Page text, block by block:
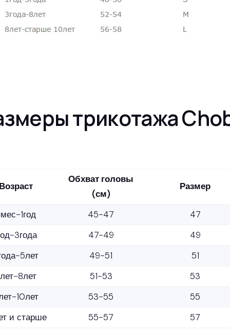
трикотажа
Возраст
Обхват головы
(см)
Размер
1год 45-47
47
3года
47-49
49
5лет
49-51
51
8лет
51-53
53
10лет
53-55
55
и старше
55-57 57